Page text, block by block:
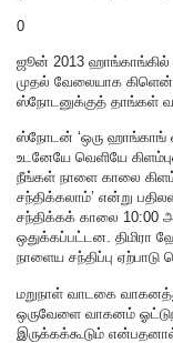
0
ஜூன் 2013 ஹாங்காங்கில்
முதல் வேலையாக கிளென்
ஸ்நோடனுக்குத் தாங்கள்
ஸ்நோடன் ‘ஒரு ஹாங்காங்
உடனேயே வெளியே
நீங்கள் நாளை காலை
சந்திக்கலாம்’ என்று
சந்திக்கக் காலை
ஒதுக்கப்பட்டன. திமிரா
நாளைய சந்திப்பு ஏற்பாடு
மறுநாள் வாடகை
ஒருவேளை வாகனம்
இருக்கக்கூடும்